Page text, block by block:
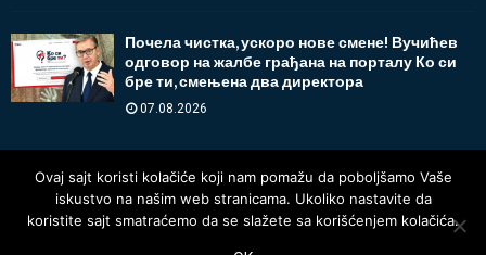
Почела чистка, ускоро нове смене! Вучићев
одговор на жалбе грађана на порталу Ко си
бре ти, смењена два директора
07.08.2026
Ovaj sajt koristi kolačiće koji nam pomažu da poboljšamo Vaše
iskustvo na našim web stranicama. Ukoliko nastavite da
koristite sajt smatraćemo da se slažete sa korišćenjem kolačića.